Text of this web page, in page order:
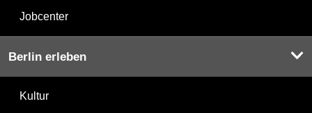
Jobcenter
Berlin erleben
Kultur